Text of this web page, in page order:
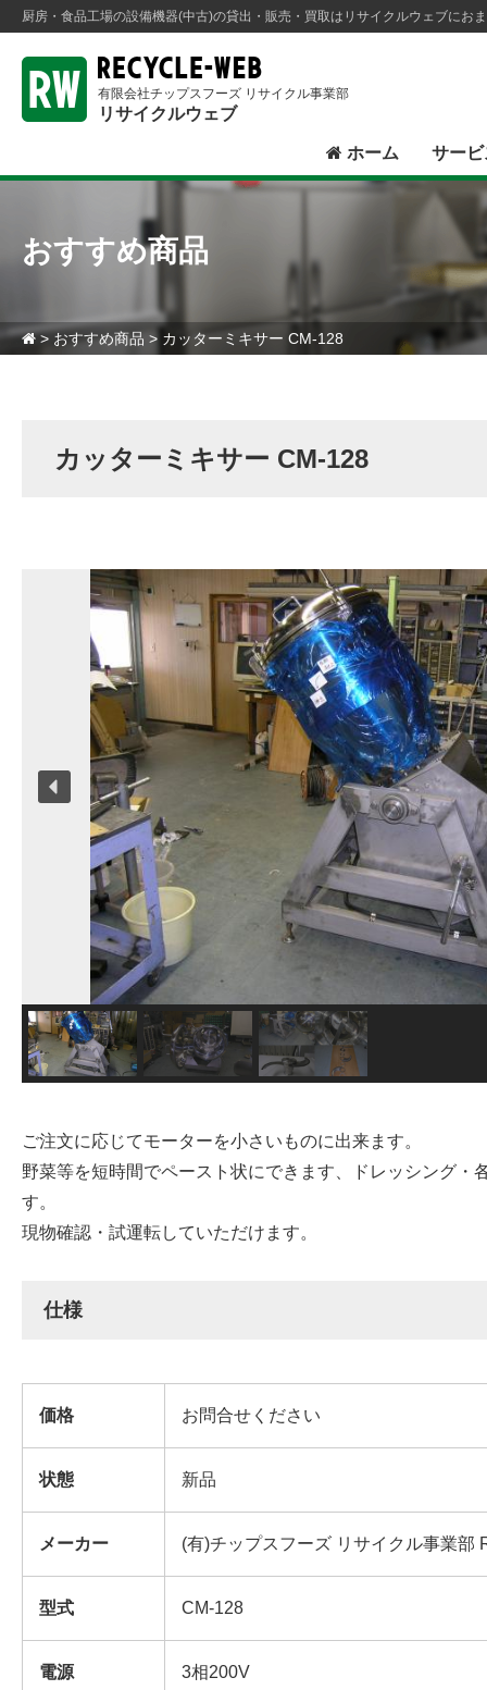
厨房・食品工場の設備機器(中古)の貸出・販売・買取はリサイクルウェブにお
有限会社チップスフーズ リサイクル事業部
リサイクルウェブ
ホーム サービ
おすすめ商品
> おすすめ商品 > カッターミキサー CM-128
カッターミキサー CM-128
ご注文に応じてモーターを小さいものに出来ます。
野菜等を短時間でペースト状にできます、ドレッシング・
す。
現物確認・試運転していただけます。
仕様
価格 お問合せください
状態 新品
メーカー (有)チップスフーズ リサイクル事業部
型式 CM-128
電源 3相200V